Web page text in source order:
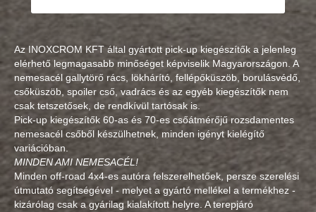
Az INOXCROM KFT által gyártott pick-up kiegészítők a jelenleg
elérhető legmagasabb minőséget képviselik Magyarországon. A
nemesacél gallytörő rács, lökhárító, fellépőküszöb, borulásvédő,
csőküszöb, spoiler cső, vadrács és az egyéb kiegészítők nem
csak tetszetősek, de rendkívül tartósak is.
Pick-up kiegészítők 60-as és 70-es csőátmérőjű rozsdamentes
nemesacél csőből készülhetnek, minden igényt kielégítő
variációban.
MINDEN AMI NEMESACÉL!
Minden off-road 4x4-es autóra felszerelhetőek, persze szerelési
útmutató segítségével - melyet a gyártó mellékel a termékhez -
kizárólag csak a gyárilag kialakított helyre. A terepjáró